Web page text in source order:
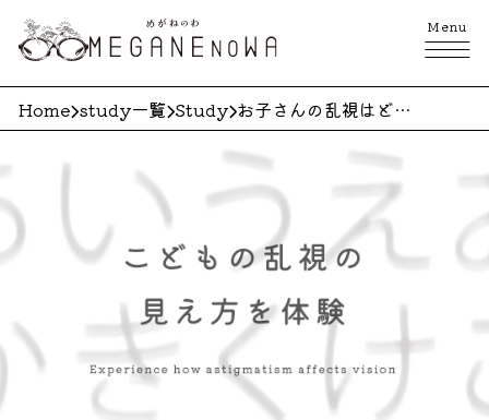
Menu
Home study一覧 Study お子さんの乱視はどう見えているの？